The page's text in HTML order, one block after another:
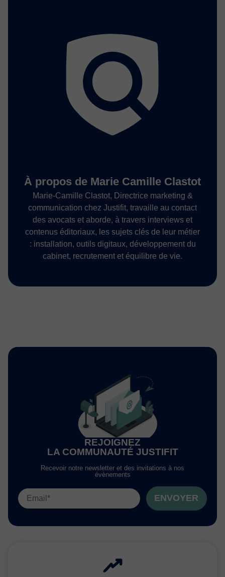
À propos de Marie Camille Clastot
Marie-Camille Clastot, Directrice marketing &
communication chez Justifit, travaille au contact
des avocats et aborde, à travers interviews et
contenus éditoriaux, les sujets clés de leur métier
: installation, outils digitaux, développement du
cabinet, recrutement et équilibre de vie.
REJOIGNEZ
LA COMMUNAUTÉ JUSTIFIT
Recevoir notre newsletter et des invitations à nos
évènements
ENVOYER